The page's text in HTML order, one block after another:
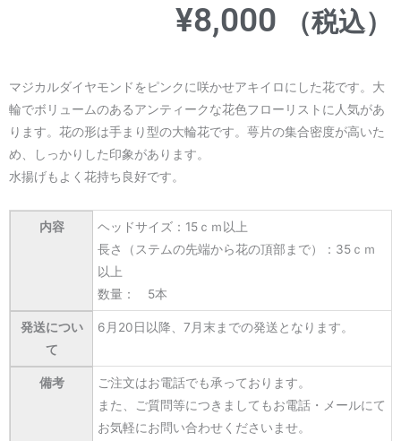
¥8,000 （税込）
マジカルダイヤモンドをピンクに咲かせアキイロにした花です。大
輪でボリュームのあるアンティークな花色フローリストに人気があ
ります。花の形は手まり型の大輪花です。萼片の集合密度が高いた
め、しっかりした印象があります。
水揚げもよく花持ち良好です。
内容
ヘッドサイズ：15ｃｍ以上
長さ（ステムの先端から花の頂部まで）：35ｃｍ
以上
数量： 5本
発送につい
て
6月20日以降、7月末までの発送となります。
備考
ご注文はお電話でも承っております。
また、ご質問等につきましてもお電話・メールにて
お気軽にお問い合わせくださいませ。